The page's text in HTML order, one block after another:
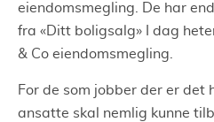
eiendomsmegling. De har
fra «Ditt boligsalg» I dag
& Co eiendomsmegling.
For de som jobber der er det
ansatte skal nemlig kunne